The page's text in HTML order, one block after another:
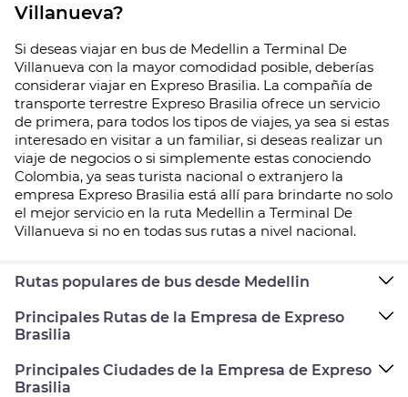
Villanueva?
Si deseas viajar en bus de Medellin a Terminal De
Villanueva con la mayor comodidad posible, deberías
considerar viajar en Expreso Brasilia. La compañía de
transporte terrestre Expreso Brasilia ofrece un servicio
de primera, para todos los tipos de viajes, ya sea si estas
interesado en visitar a un familiar, si deseas realizar un
viaje de negocios o si simplemente estas conociendo
Colombia, ya seas turista nacional o extranjero la
empresa Expreso Brasilia está allí para brindarte no solo
el mejor servicio en la ruta Medellin a Terminal De
Villanueva si no en todas sus rutas a nivel nacional.
Rutas populares de bus desde Medellin
Principales Rutas de la Empresa de Expreso
Brasilia
Principales Ciudades de la Empresa de Expreso
Brasilia